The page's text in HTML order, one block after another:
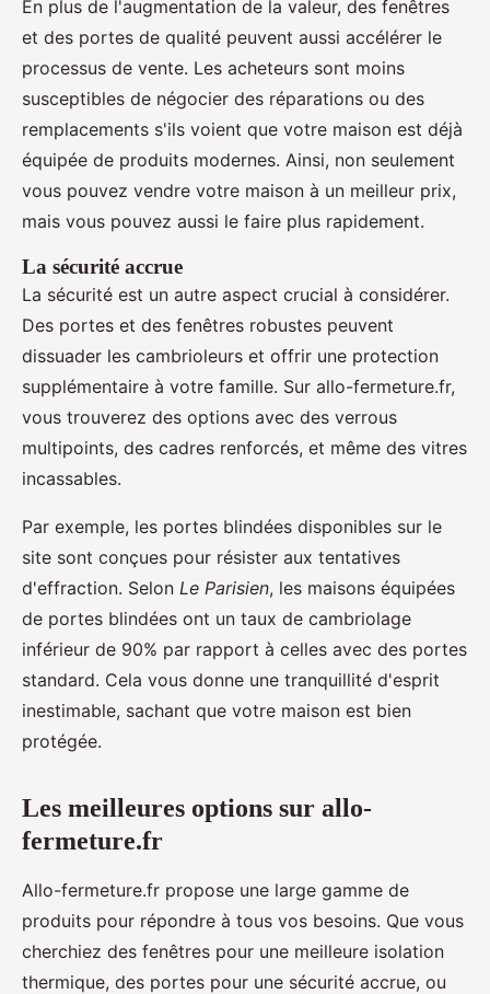
En plus de l'augmentation de la valeur, des fenêtres
et des portes de qualité peuvent aussi accélérer le
processus de vente. Les acheteurs sont moins
susceptibles de négocier des réparations ou des
remplacements s'ils voient que votre maison est déjà
équipée de produits modernes. Ainsi, non seulement
vous pouvez vendre votre maison à un meilleur prix,
mais vous pouvez aussi le faire plus rapidement.
La sécurité accrue
La sécurité est un autre aspect crucial à considérer.
Des portes et des fenêtres robustes peuvent
dissuader les cambrioleurs et offrir une protection
supplémentaire à votre famille. Sur allo-fermeture.fr,
vous trouverez des options avec des verrous
multipoints, des cadres renforcés, et même des vitres
incassables.
Par exemple, les portes blindées disponibles sur le
site sont conçues pour résister aux tentatives
d'effraction. Selon Le Parisien, les maisons équipées
de portes blindées ont un taux de cambriolage
inférieur de 90% par rapport à celles avec des portes
standard. Cela vous donne une tranquillité d'esprit
inestimable, sachant que votre maison est bien
protégée.
Les meilleures options sur allo-
fermeture.fr
Allo-fermeture.fr propose une large gamme de
produits pour répondre à tous vos besoins. Que vous
cherchiez des fenêtres pour une meilleure isolation
thermique, des portes pour une sécurité accrue, ou